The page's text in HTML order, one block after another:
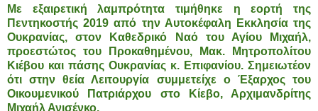
Με εξαιρετική λαμπρότητα τιμήθηκε η εορτή της
Πεντηκοστής 2019 από την Αυτοκέφαλη Εκκλησία της
Ουκρανίας, στον Καθεδρικό Ναό του Αγίου Μιχαήλ,
προεστώτος του Προκαθημένου, Μακ. Μητροπολίτου
Κιέβου και πάσης Ουκρανίας κ. Επιφανίου. Σημειωτέον
ότι στην θεία Λειτουργία συμμετείχε ο Έξαρχος του
Οικουμενικού Πατριάρχου στο Κίεβο, Αρχιμανδρίτης
Μιχαήλ Ανισένκο.